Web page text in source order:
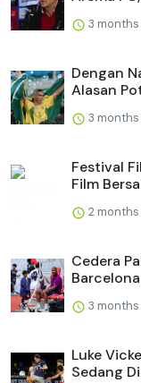
3 months
Dengan
Alasan
3 months
Festival
Film
2 months
Cedera
3 months
Luke
Sedang